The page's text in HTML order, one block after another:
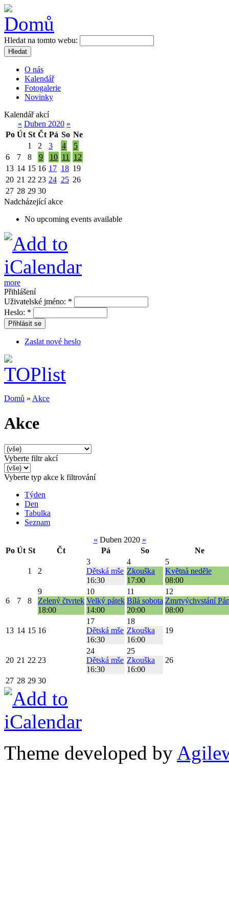
Hledat na tomto webu:
Hledat
O nás
Kalendář
Fotogalerie
Novinky
Kalendář akcí
« Duben 2020 »
Po Út St Čt Pá So Ne
1
2 3 4
5
6
7 8 9 10 11
12
13 14 15 16 17 18 19
20 21 22 23 24 25 26
27 28 29 30
Nadcházející akce
No upcoming events available
more
Přihlášení
Uživatelské jméno: *
Heslo: *
Přihlásit se
Zaslat nové heslo
Domů » Akce
Akce
Vyberte filtr akcí
Vyberte typ akce k filtrování
Týden
Den
Tabulka
Seznam
« Duben 2020 »
Po Út St Čt Pá So Ne
1 2
3
Dětská mše
16:30
4
Zkouška
17:00
5
Květná neděle
08:00
6 7 8
9
Zelený čtvrtek
18:00
10
Velký pátek
14:00
11
Bílá sobota
20:00
12
Zmrtvýchvstání
08:00
13 14 15 16
17
Dětská mše
16:30
18
Zkouška
16:00
19
20 21 22 23
24
Dětská mše
16:30
25
Zkouška
16:00
26
27 28 29 30
Theme developed by